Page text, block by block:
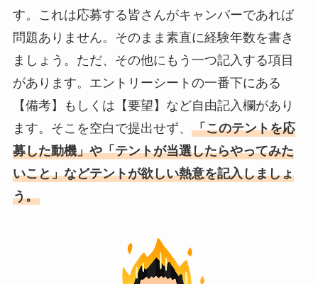
す。これは応募する皆さんがキャンパーであれば
問題ありません。そのまま素直に経験年数を書き
ましょう。ただ、その他にもう一つ記入する項目
があります。エントリーシートの一番下にある
【備考】もしくは【要望】など自由記入欄があり
ます。そこを空白で提出せず、 「このテントを応
募した動機」や「テントが当選したらやってみた
いこと」などテントが欲しい熱意を記入しましょ
う。